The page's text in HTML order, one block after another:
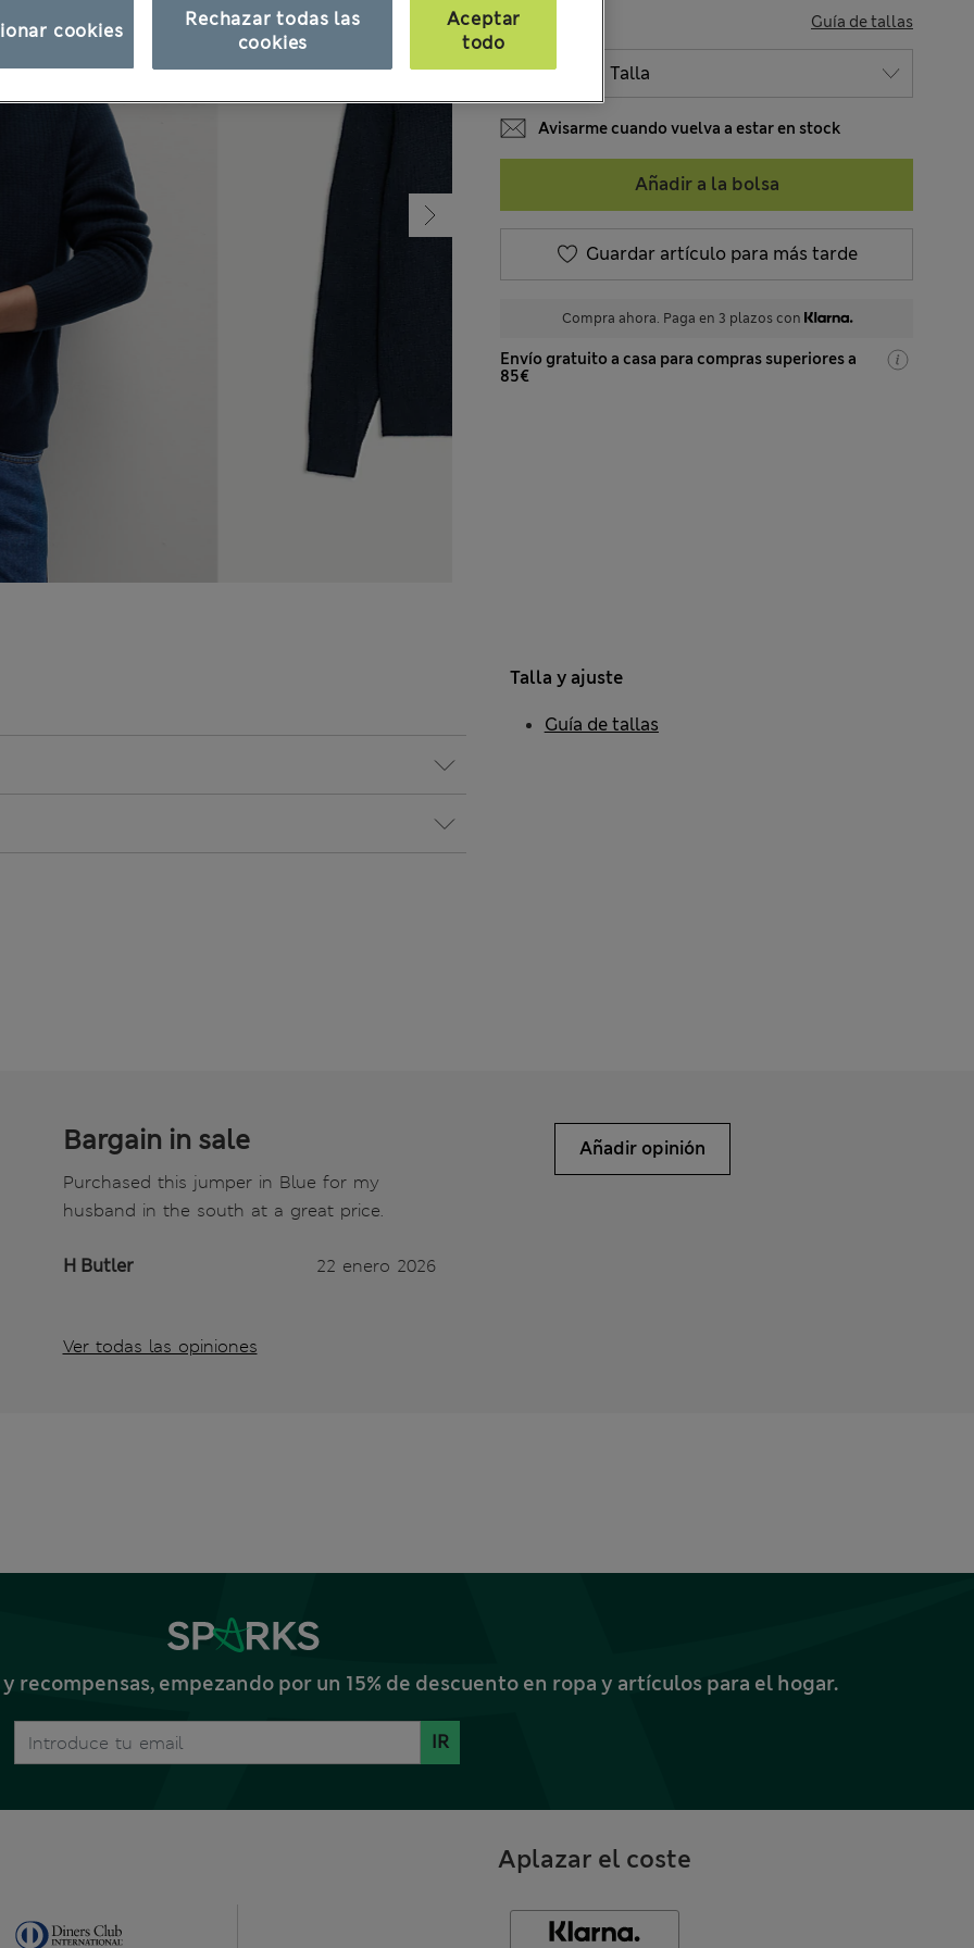
TALLA Guía de tallas
Avisarme cuando vuelva a estar en stock
Añadir a la bolsa
Guardar artículo para más tarde
Compra ahora. Paga en 3 plazos con
Envío gratuito a casa para compras superiores a
85€
Talla y ajuste
Guía de tallas
Bargain in sale
Purchased this jumper in Blue for my
husband in the south at a great price.
H Butler 22 enero 2026
Ver todas las opiniones
Añadir opinión
recompensas, empezando por un 15% de descuento en ropa y artículos para el hogar.
IR
Aplazar el coste
Rechazar todas las
cookies
Aceptar
todo
cookies